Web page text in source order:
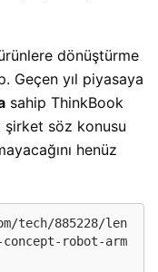
dönüştürme
Geçen yıl piyasaya
sahip ThinkBook
şirket söz konusu
henüz
tech/885228/len
concept-robot-arm